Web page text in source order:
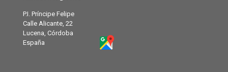
P.I. Príncipe Felipe
Calle Alicante, 22
Lucena, Córdoba
España